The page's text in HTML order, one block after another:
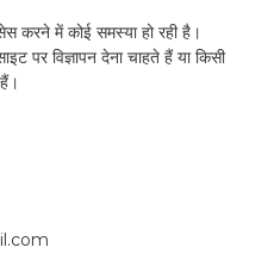
करने में कोई समस्या हो रही है।
पर विज्ञापन देना चाहते हैं या किसी